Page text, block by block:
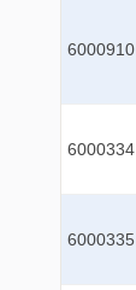
6000910
6000334
6000335